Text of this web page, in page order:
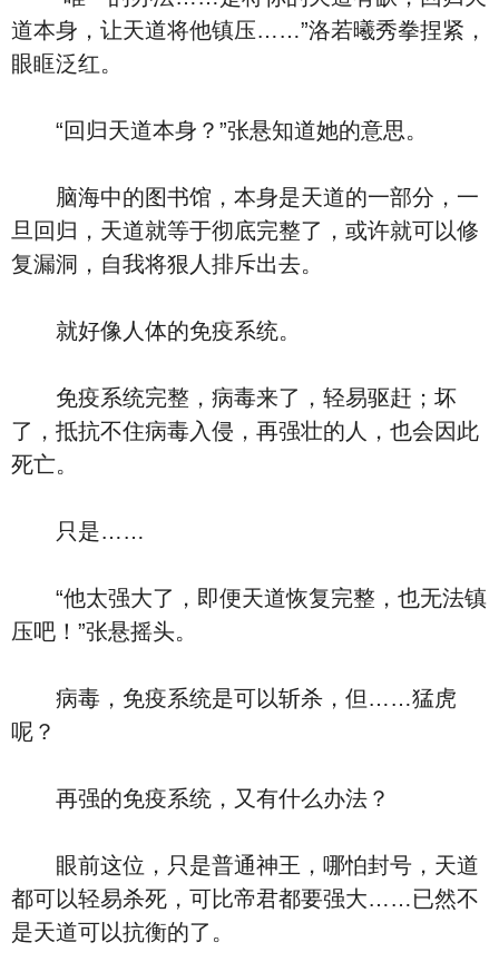
道本身，让天道将他镇压……”洛若曦秀拳捏紧，
眼眶泛红。
“回归天道本身？”张悬知道她的意思。
脑海中的图书馆，本身是天道的一部分，一
旦回归，天道就等于彻底完整了，或许就可以修
复漏洞，自我将狠人排斥出去。
就好像人体的免疫系统。
免疫系统完整，病毒来了，轻易驱赶；坏
了，抵抗不住病毒入侵，再强壮的人，也会因此
死亡。
只是……
“他太强大了，即便天道恢复完整，也无法镇
压吧！”张悬摇头。
病毒，免疫系统是可以斩杀，但……猛虎
呢？
再强的免疫系统，又有什么办法？
眼前这位，只是普通神王，哪怕封号，天道
都可以轻易杀死，可比帝君都要强大……已然不
是天道可以抗衡的了。